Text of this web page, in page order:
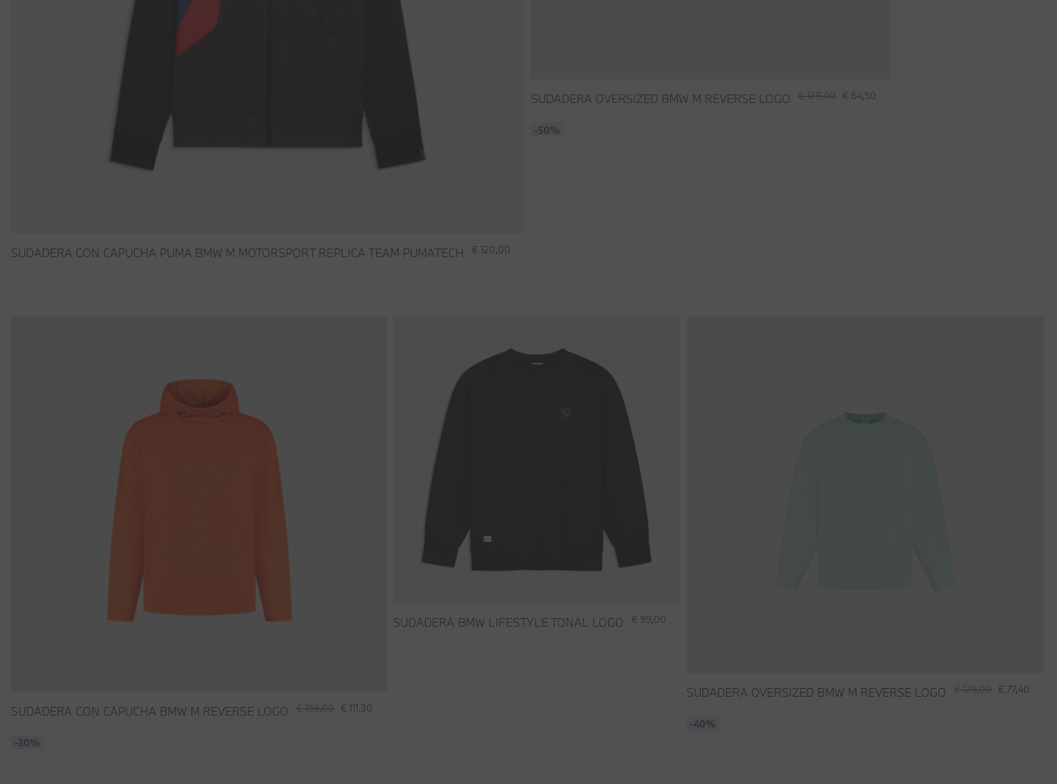
€ 120,00
SUDADERA CON CAPUCHA PUMA BMW M MOTORSPORT REPLICA TEAM PUMATECH
€ 129,00 € 64,50
SUDADERA OVERSIZED BMW M REVERSE LOGO
-50%
€ 159,00 € 111,30
SUDADERA CON CAPUCHA BMW M REVERSE LOGO
-30%
€ 99,00
SUDADERA BMW LIFESTYLE TONAL LOGO
€ 129,00 € 77,40
SUDADERA OVERSIZED BMW M REVERSE LOGO
-40%